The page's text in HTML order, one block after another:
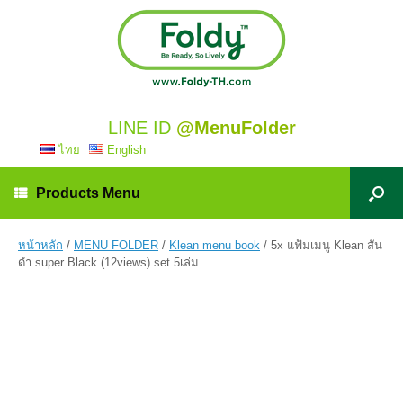
LINE ID @MenuFolder
ไทย English
Products Menu
หน้าหลัก / MENU FOLDER / Klean menu book / 5x แฟ้มเมนู Klean สัน
ดำ super Black (12views) set 5เล่ม